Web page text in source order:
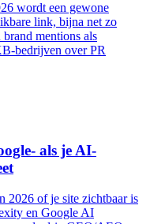
wordt een gewone
link, bijna net zo
mentions als
bedrijven over PR
als je AI-
2026 of je site zichtbaar is
en Google AI